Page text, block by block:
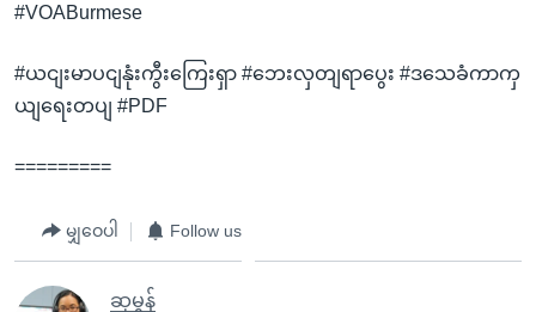
#VOABurmese
#ယငျးမာပငျနုံးကွီးကြေးရှာ #ဘေးလှတျရာပွေး #ဒသေခံကာကှ
ယျရေးတပျ #PDF
=========
မျှဝေပါ Follow us
ဆုမွန်